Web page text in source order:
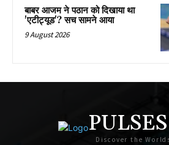
बाबर आजम ने पठान को दिखाया था
'एटीट्यूड'? सच सामने आया
9 August 2026
Discover the